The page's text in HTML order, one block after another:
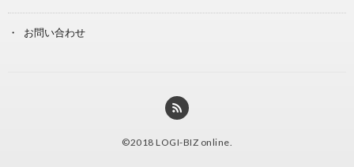
お問い合わせ
©2018 LOGI-BIZ online